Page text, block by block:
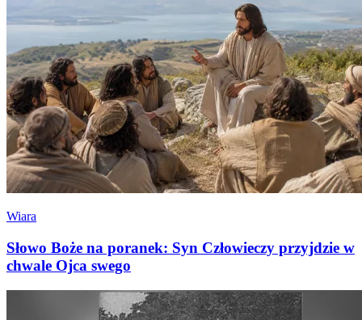
Wiara
Słowo Boże na poranek: Syn Człowieczy przyjdzie w
chwale Ojca swego